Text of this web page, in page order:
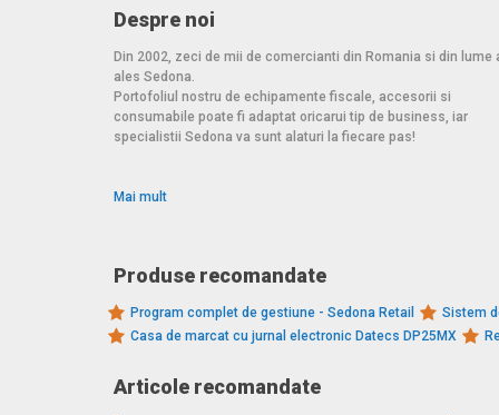
CN / ARA,
• ambalat într-o cutie de carton cu orificiu de agățare.
Despre noi
Din 2002, zeci de mii de comercianti din Romania si din lume
ales Sedona.
Portofoliul nostru de echipamente fiscale, accesorii si
consumabile poate fi adaptat oricarui tip de business, iar
specialistii Sedona va sunt alaturi la fiecare pas!
Mai mult
Produse recomandate
Program complet de gestiune - Sedona Retail
Sistem
Casa de marcat cu jurnal electronic Datecs DP25MX
Articole recomandate